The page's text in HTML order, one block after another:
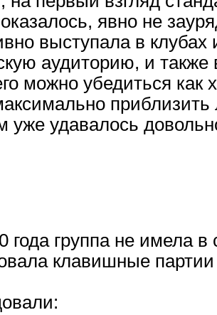
оказалось, явно не
выступала в
аудиторию, и
можно убедиться как
приблизить
уже удавалось
года группа не имела
клавишные